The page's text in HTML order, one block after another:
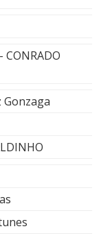
Gonzaga